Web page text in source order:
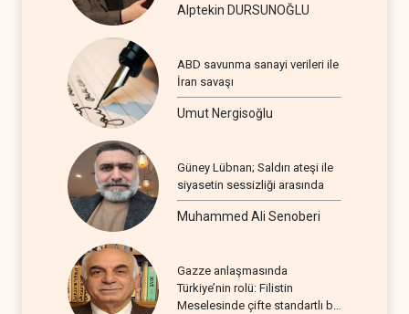
Alptekin DURSUNOĞLU
ABD savunma sanayi verileri ile
İran savaşı
Umut Nergisoğlu
Güney Lübnan; Saldırı ateşi ile
siyasetin sessizliği arasında
Muhammed Ali Senoberi
Gazze anlaşmasında
Türkiye’nin rolü: Filistin
Meselesinde çifte standartlı bir